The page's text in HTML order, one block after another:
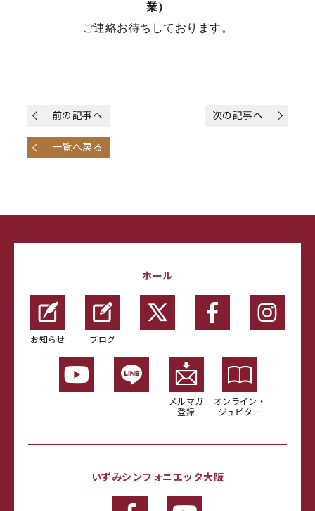
業）
ご連絡お待ちしております。
前の記事へ 次の記事へ
一覧へ戻る
ホール
お知らせ ブログ
メルマガ
登録
オンライン・
ジュピター
いずみシンフォニエッタ大阪